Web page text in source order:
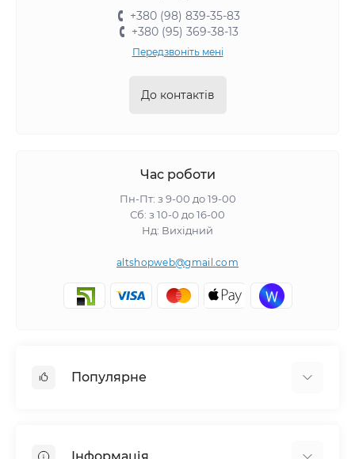
+380 (98) 839-35-83
+380 (95) 369-38-13
Передзвоніть мені
До контактів
Час роботи
Пн-Пт: з 9-00 до 19-00
Сб: з 10-0 до 16-00
Нд: Вихідний
altshopweb@gmail.com
Популярне